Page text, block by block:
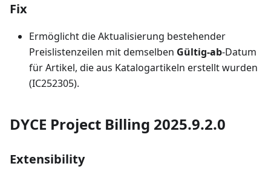
Fix
Ermöglicht die Aktualisierung bestehender
Preislistenzeilen mit demselben Gültig-ab-Datum
für Artikel, die aus Katalogartikeln erstellt wurden
(IC252305).
DYCE Project Billing 2025.9.2.0
Extensibility